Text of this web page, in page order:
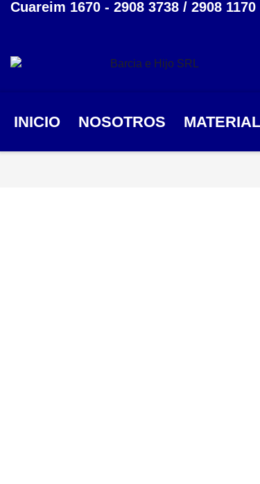
Cuareim 1670 - 2908 3738 / 2908 1170
INICIO NOSOTROS